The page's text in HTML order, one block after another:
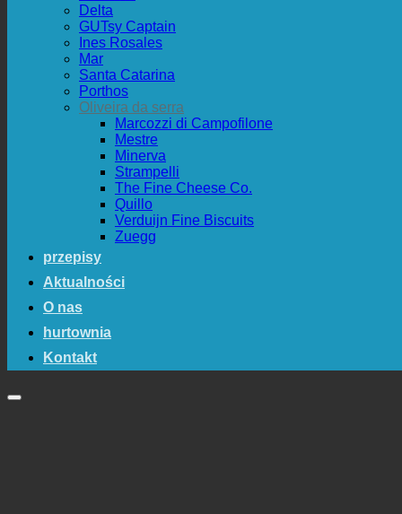
Delta
GUTsy Captain
Ines Rosales
Mar
Santa Catarina
Porthos
Oliveira da serra
Marcozzi di Campofilone
Mestre
Minerva
Strampelli
The Fine Cheese Co.
Quillo
Verduijn Fine Biscuits
Zuegg
przepisy
Aktualności
O nas
hurtownia
Kontakt